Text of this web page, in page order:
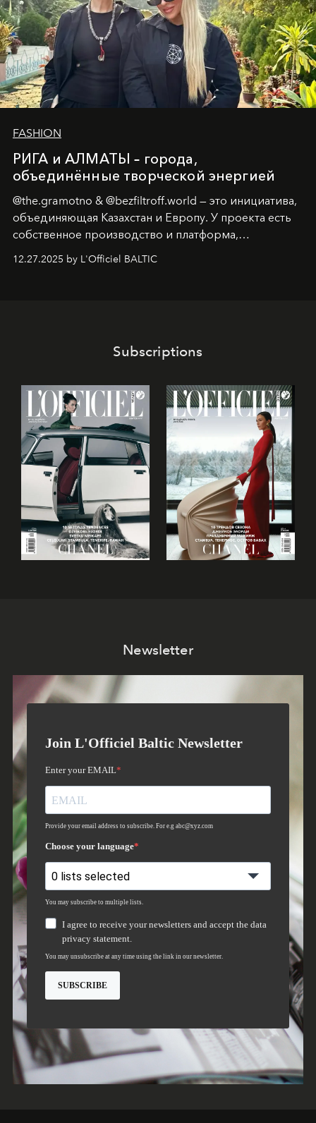
FASHION
РИГА и АЛМАТЫ – города,
объединённые творческой энергией
@the.gramotno & @bezfiltroff.world — это инициатива,
объединяющая Казахстан и Европу. У проекта есть
собственное производство и платформа,
решения для дизайнеров и молодых брендов.
12.27.2025 by L'Officiel BALTIC
Subscriptions
Newsletter